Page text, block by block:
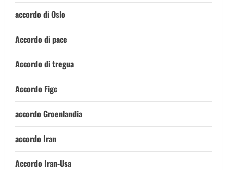
accordo di Oslo
Accordo di pace
Accordo di tregua
Accordo Figc
accordo Groenlandia
accordo Iran
Accordo Iran-Usa